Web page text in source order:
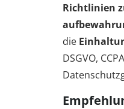
Richtlinien
die
DSGVO,